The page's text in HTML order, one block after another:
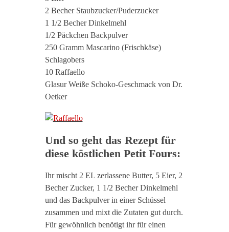
2 Becher Staubzucker/Puderzucker
1 1/2 Becher Dinkelmehl
1/2 Päckchen Backpulver
250 Gramm Mascarino (Frischkäse)
Schlagobers
10 Raffaello
Glasur Weiße Schoko-Geschmack von Dr.
Oetker
Und so geht das Rezept für
diese köstlichen Petit Fours:
Ihr mischt 2 EL zerlassene Butter, 5 Eier, 2
Becher Zucker, 1 1/2 Becher Dinkelmehl
und das Backpulver in einer Schüssel
zusammen und mixt die Zutaten gut durch.
Für gewöhnlich benötigt ihr für einen